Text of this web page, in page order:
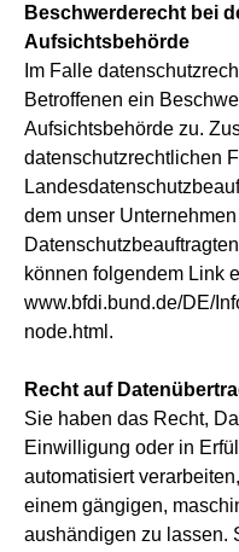
Beschwerderecht bei
Aufsichtsbehörde
Im Falle
Betroffenen ein
Aufsichtsbehörde zu.
datenschutzrechtlichen
dem unser
können folgendem Link
www.bfdi.bund.de/DE/
node.html.
Recht auf
Sie haben das Recht,
Einwilligung oder in
automatisiert
einem gängigen,
aushändigen zu lassen.